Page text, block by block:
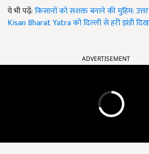
ये भी पढ़ें:किसानों को सशक्त बनाने की मुहिम:
Kisan Bharat Yatra को दिल्ली से हरी झंडी
ADVERTISEMENT